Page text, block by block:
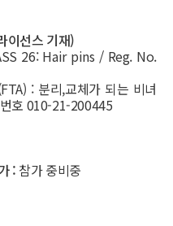
이선스 기재)
26: Hair pins / Reg. No.
: 분리,교체가 되는 비녀
호 010-21-200445
: 참가 중비중